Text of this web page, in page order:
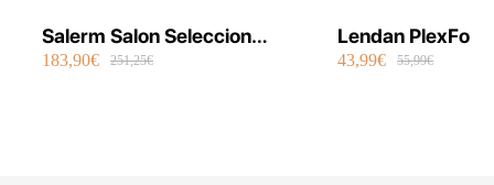
Salerm Salon Seleccion
Plancha Infrarrojos Therapy
183,90€ 251,25€
Lendan
Repair Shot
43,99€ 55,99€